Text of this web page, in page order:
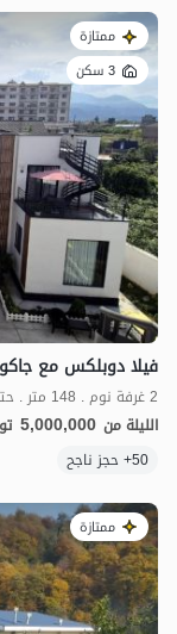
ممتازة
3 سكن
فيلا دوبلكس مع
2 غرفة نوم . 148 متر . حتى 8 ضيف
الليلة من 5,000,000
50+ حجز ناجح
ممتازة